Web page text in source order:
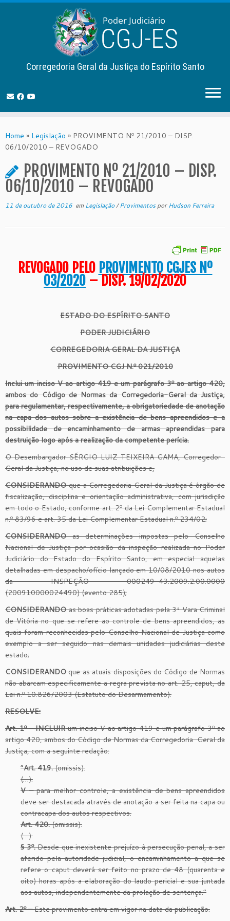
to
content
Corregedoria Geral da Justiça do Espírito Santo
Home » Legislação » PROVIMENTO Nº 21/2010 – DISP.
06/10/2010 – REVOGADO
PROVIMENTO Nº 21/2010 – DISP.
06/10/2010 – REVOGADO
11 de outubro de 2016 em Legislação/ProvimentosporHudson Ferreira
REVOGADO PELO PROVIMENTO CGJES Nº
03/2020 – DISP. 19/02/2020
ESTADO DO ESPÍRITO SANTO
PODER JUDICIÁRIO
CORREGEDORIA GERAL DA JUSTIÇA
PROVIMENTO CGJ N.º 021/2010
Inclui um inciso V ao artigo 419 e um parágrafo 3º ao artigo 420,
ambos do Código de Normas da Corregedoria-Geral da Justiça,
para regulamentar, respectivamente, a obrigatoriedade de anotação
na capa dos autos sobre a existência de bens apreendidos e a
possibilidade de encaminhamento de armas apreendidas para
destruição logo após a realização da competente perícia.
O Desembargador SÉRGIO LUIZ TEIXEIRA GAMA, Corregedor-
Geral da Justiça, no uso de suas atribuições e,
CONSIDERANDOque a Corregedoria Geral da Justiça é órgão de
fiscalização, disciplina e orientação administrativa, com jurisdição
em todo o Estado, conforme art. 2º da Lei Complementar Estadual
n.º 83/96 e art. 35 da Lei Complementar Estadual n.º 234/02;
CONSIDERANDOas determinações impostas pelo Conselho
Nacional de Justiça por ocasião da inspeção realizada no Poder
Judiciário do Estado do Espírito Santo, em especial aquelas
detalhadas em despacho/ofício lançado em 10/08/2010 nos autos
da INSPEÇÃO 000249-43.2009.2.00.0000
(200910000024490) (evento 285);
CONSIDERANDOas boas práticas adotadas pela 3ª Vara Criminal
de Vitória no que se refere ao controle de bens apreendidos, as
quais foram reconhecidas pelo Conselho Nacional de Justiça como
exemplo a ser seguido nas demais unidades judiciárias deste
estado;
CONSIDERANDOque as atuais disposições do Código de Normas
não abarcam especificamente a regra prevista no art. 25, caput, da
Lei n.º 10.826/2003 (Estatuto do Desarmamento).
RESOLVE:
Art. 1º – INCLUIRum inciso V ao artigo 419 e um parágrafo 3º ao
artigo 420, ambos do Código de Normas da Corregedoria-Geral da
Justiça, com a seguinte redação:
“Art. 419.(omissis).
(…).
V –para melhor controle, a existência de bens apreendidos
deve ser destacada através de anotação a ser feita na capa ou
contracapa dos autos respectivos.
Art. 420.(omissis).
(…).
§ 3º.Desde que inexistente prejuízo à persecução penal, a ser
aferido pela autoridade judicial, o encaminhamento a que se
refere o caput deverá ser feito no prazo de 48 (quarenta e
oito) horas após a elaboração do laudo pericial e sua juntada
aos autos, independentemente da prolação de sentença.”
Art. 2º –Este provimento entra em vigor na data da publicação.